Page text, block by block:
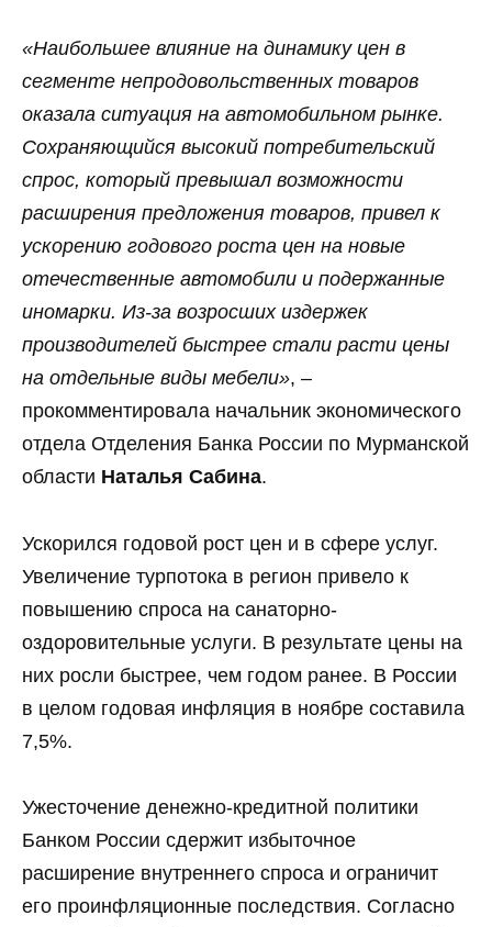
«Наибольшее влияние на динамику цен в
сегменте непродовольственных товаров
оказала ситуация на автомобильном рынке.
Сохраняющийся высокий потребительский
спрос, который превышал возможности
расширения предложения товаров, привел к
ускорению годового роста цен на новые
отечественные автомобили и подержанные
иномарки. Из-за возросших издержек
производителей быстрее стали расти цены
на отдельные виды мебели», –
прокомментировала начальник экономического
отдела Отделения Банка России по Мурманской
области Наталья Сабина.
Ускорился годовой рост цен и в сфере услуг.
Увеличение турпотока в регион привело к
повышению спроса на санаторно-
оздоровительные услуги. В результате цены на
них росли быстрее, чем годом ранее. В России
в целом годовая инфляция в ноябре составила
7,5%.
Ужесточение денежно-кредитной политики
Банком России сдержит избыточное
расширение внутреннего спроса и ограничит
его проинфляционные последствия. Согласно